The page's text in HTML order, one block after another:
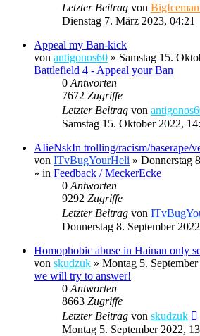
Letzter Beitrag von
Dienstag 7. März 2023, 04:21
Appeal my Ban-kick
von antigonos60 » Samstag 15.
Battlefield 4 - Appeal your Ban
0 Antworten
7672 Zugriffe
Letzter Beitrag von
Samstag 15. Oktober 2022,
AIieNskIn trolling/racism/baserape/
von ITvBugYourHeli » Donnerstag
» in Feedback / MeckerEcke
0 Antworten
9292 Zugriffe
Letzter Beitrag von
Donnerstag 8. September
Homophobic abuse in Hainan only
von skudzuk » Montag 5.
we will try to answer!
0 Antworten
8663 Zugriffe
Letzter Beitrag von skudzuk
Montag 5. September 2022,